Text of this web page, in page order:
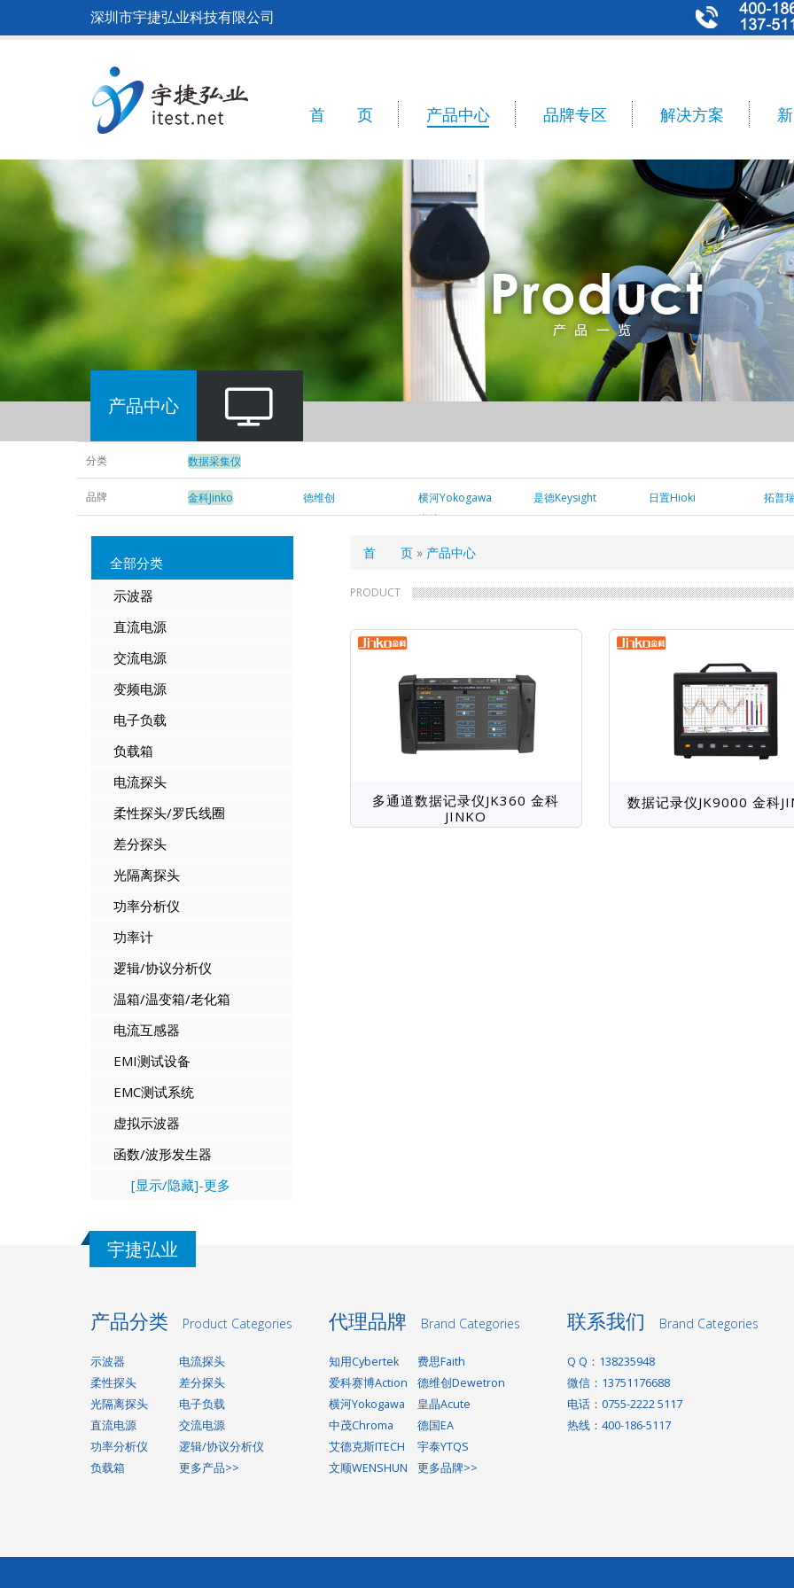
深圳市宇捷弘业科技有限公司
Main
navigation
首 页 产品中心 品牌专区 解决方案
产品中心
分类 数据采集仪
品牌 金科Jinko
德维创
DEWETRON
横河Yokogawa 是德Keysight 日置Hioki
拓普
岩崎IWATSU
全部分类
示波器
直流电源
交流电源
变频电源
电子负载
负载箱
电流探头
柔性探头/罗氏线圈
差分探头
光隔离探头
功率分析仪
功率计
逻辑/协议分析仪
温箱/温变箱/老化箱
电流互感器
EMI测试设备
EMC测试系统
虚拟示波器
函数/波形发生器
[显示/隐藏]-更多
面
包
屑
首 页 产品中心
PRODUCT
多通道数据记录仪JK360 金科
JINKO
数据记录仪JK9000 金科
宇捷弘业
产品分类 Product Categories
示波器
电流探头
柔性探头
差分探头
光隔离探头
电子负载
直流电源
交流电源
功率分析仪
逻辑/协议分析仪
负载箱
更多产品>>
代理品牌 Brand Categories
知用Cybertek
费思Faith
爱科赛博Action
德维创Dewetron
横河Yokogawa
皇晶Acute
中茂Chroma
德国EA
艾德克斯ITECH
宇泰YTQS
文顺WENSHUN
更多品牌>>
联系我们 Brand Categories
Q Q：138235948
微信：13751176688
电话：0755-2222 5117
热线：400-186-5117